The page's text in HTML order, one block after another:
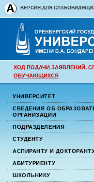
ВЕРСИЯ ДЛЯ
ХОД ПОДАЧИ ЗАЯВЛЕНИЙ,
ОБУЧАЮЩИХСЯ
УНИВЕРСИТЕТ
СВЕДЕНИЯ ОБ
ОРГАНИЗАЦИИ
ПОДРАЗДЕЛЕНИЯ
СТУДЕНТУ
АСПИРАНТУ И
АБИТУРИЕНТУ
ШКОЛЬНИКУ